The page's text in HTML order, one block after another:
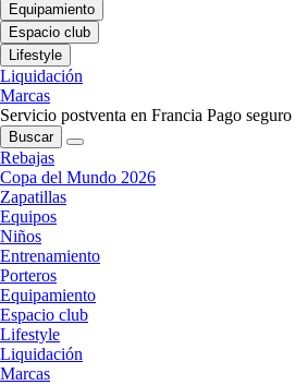
Equipamiento
Espacio club
Lifestyle
Liquidación
Marcas
Servicio postventa en Francia Pago seguro
Buscar
Rebajas
Copa del Mundo 2026
Zapatillas
Equipos
Niños
Entrenamiento
Porteros
Equipamiento
Espacio club
Lifestyle
Liquidación
Marcas